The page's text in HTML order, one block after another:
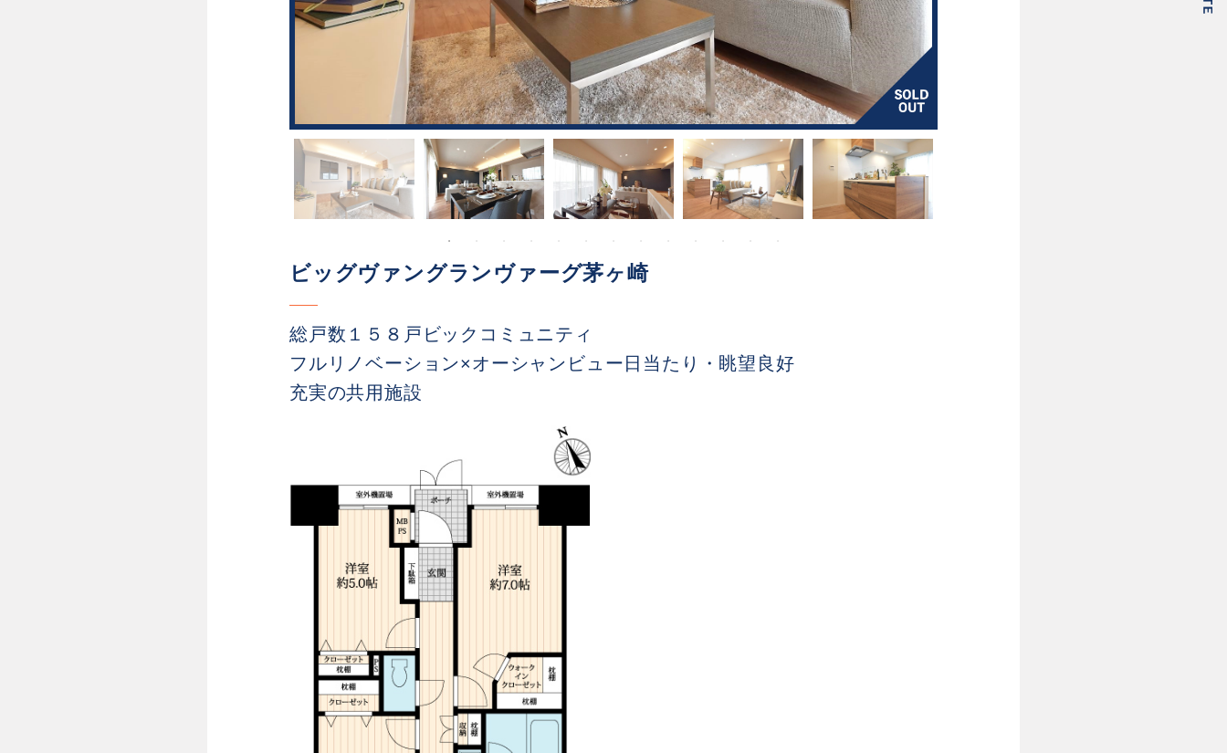
ビッグヴァングランヴァーグ茅ヶ崎
総戸数１５８戸ビックコミュニティ
フルリノベーション×オーシャンビュー日当たり・眺望良好
充実の共用施設